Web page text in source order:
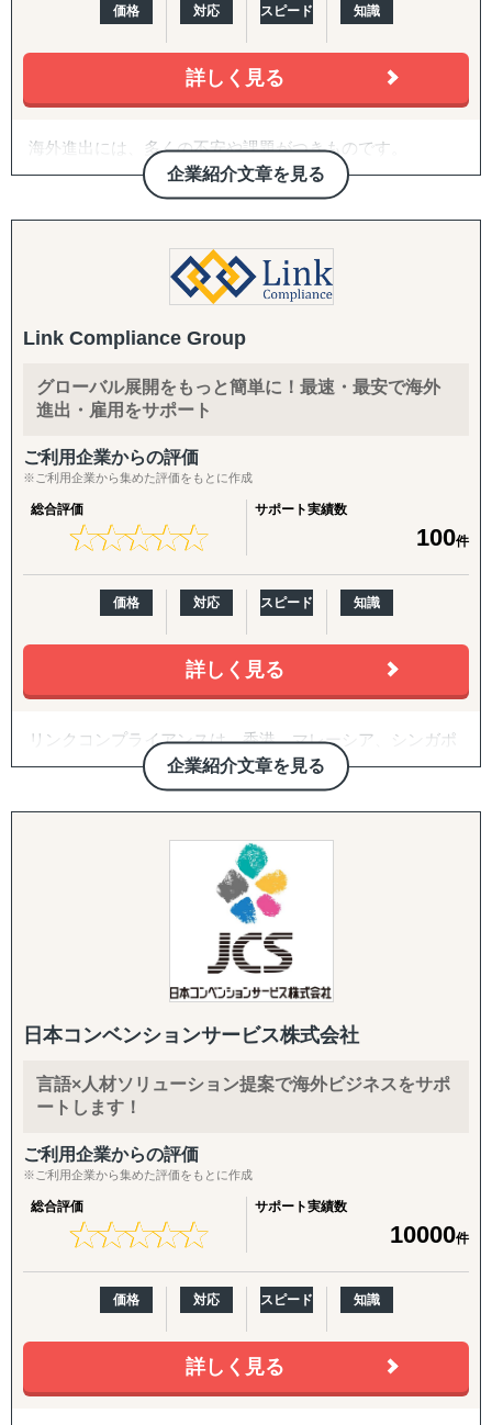
特に、会計・税務・法務・労務・人事の専門家を各国で内
〈主要サービス〉
・販路開拓 現地企業マッチング(出島での小規模ニーズに
各国の現地拠点・駐在員のネットワークに加え、拠点のな
い国も提携専門家経由で対応。「まず1〜2社、現地候補と
面談したい」というスポットご相談から承ります。
・スモールスタート対応(月額8万円〜のGEO/EOR)
まずは現地法人を作らずに人だけ採用したい、テストマー
ケティングからはじめたいというお客様向けに、月額8万
円〜の雇用代行(GEO/EOR)をご用意。海外進出の最初の一
歩を、低リスク・低コストで踏み出していただけます。
・海外進出支援(法人設立〜撤退まで)
進出相談・現地視察アテンドから、登記・各種ライセンス
取得、株主税務番号(PAN等)取得、銀行口座開設、進出後
・クロスボーダーM&A(海外M&A)
海外企業の買収・売却によるスピード進出・スピード撤退
をご支援。ターゲット選定、買収戦略立案、デューデリジ
・国際税務・監査・労務
各国の税務・会計、移転価格、子会社監査、人事労務制度
設計、駐在員税務、グローバル税務戦略まで、会計事務所
価格 対応 スピード 知識
詳しく見る
企業紹介文章を見る
海外進出には、多くの不安や課題がつきものです。
「どのように人材を確保すればよいのか」
「どの進出形態が自社に適しているのか」
「現地の法規制や注意点は何か」
「何から始めればよいのかわからない」
くお聞きします。
GoGlobalでは、こうした疑問や課題を解決し、進出準備段
階から現地法人設立、運営まで一貫したサポートを提供し
世界140カ国以上で拠点設立が可能なグローバルネットワ
ークを活かし、海外進出のスピードと効率を最大化。コス
トと時間を最小限に抑えながら、企業のグローバル展開を
海外進出のDAY1から成長・成熟フェーズまで、GoGlobal
が伴走型でサポートいたします。
Link Compliance Group
グローバル展開をもっと簡単に！最速・最安で海外
進出・雇用をサポート
ご利用企業からの評価
※ご利用企業から集めた評価をもとに作成
総合評価
★★★★★
★★★★★
サポート実績数
100件
価格 対応 スピード 知識
詳しく見る
企業紹介文章を見る
リンクコンプライアンスは、香港、マレーシア、シンガポ
ール、米国、中国を中心に、PEO/EOR（雇用代行）、人
事労務アウトソーシング、人材紹介、RPO（採用代行）を
提供するHRソリューション企業です。2013年の設立以
来、「より速く、より手頃な価格で、より効果的なサービ
ス」をモットーに、企業の人材管理をサポートしていま
1. PEO/EOR（雇用代行）
速かつ低コストで対応。
・給与計算、福利厚生、人事コンプライアンス、リスク
管理など。
3. 人材紹介
・現地に精通したコンサルタントが迅速に人材をマッチ
ング。
4. RPO（採用代行）
・採用計画から運用管理まで一貫サポート。フレキシブ
ルな契約と競争力のある料金が強み
(例：急成長中のIT企業がエンジニアを大量採用するた
め、RPOを導入。)
日本コンベンションサービス株式会社
言語×人材ソリューション提案で海外ビジネスをサポ
ートします！
ご利用企業からの評価
※ご利用企業から集めた評価をもとに作成
総合評価
★★★★★
★★★★★
サポート実績数
10000件
価格 対応 スピード 知識
詳しく見る